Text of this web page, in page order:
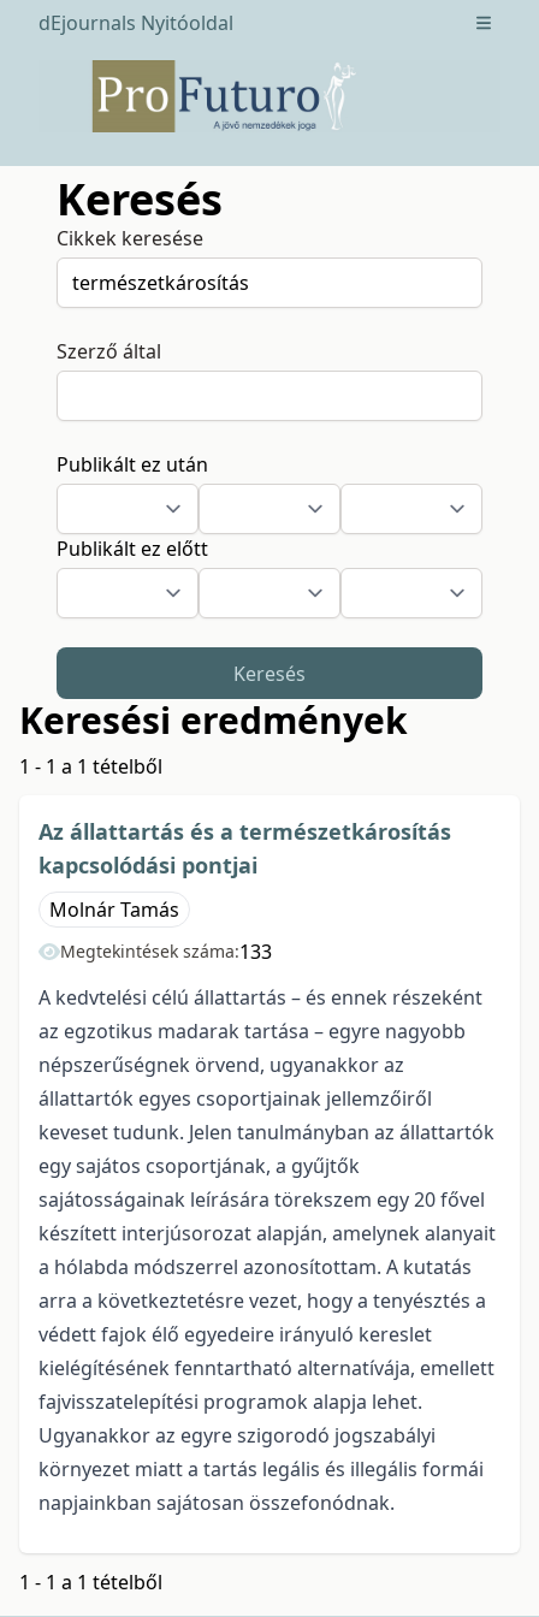
dEjournals Nyitóoldal Open
Keresés
Cikkek keresése
Szerző által
Publikált ez után
Publikált ez előtt
Keresés
Keresési eredmények
1 - 1 a 1 tételből
Az állattartás és a természetkárosítás
kapcsolódási pontjai
Molnár Tamás
Megtekintések száma:133
A kedvtelési célú állattartás – és ennek részeként
az egzotikus madarak tartása – egyre nagyobb
népszerűségnek örvend, ugyanakkor az
állattartók egyes csoportjainak jellemzőiről
keveset tudunk. Jelen tanulmányban az állattartók
egy sajátos csoportjának, a gyűjtők
sajátosságainak leírására törekszem egy 20 fővel
készített interjúsorozat alapján, amelynek alanyait
a hólabda módszerrel azonosítottam. A kutatás
arra a következtetésre vezet, hogy a tenyésztés a
védett fajok élő egyedeire irányuló kereslet
kielégítésének fenntartható alternatívája, emellett
fajvisszatelepítési programok alapja lehet.
Ugyanakkor az egyre szigorodó jogszabályi
környezet miatt a tartás legális és illegális formái
napjainkban sajátosan összefonódnak.
1 - 1 a 1 tételből